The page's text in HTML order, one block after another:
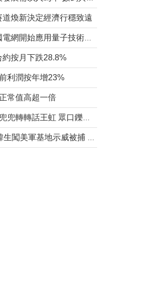
煥新決定經濟行穩致遠
按月下跌28.8%
利潤按年增23%
常值高超一倍